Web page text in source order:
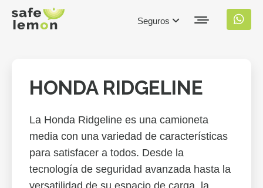
Seguros
HONDA RIDGELINE
La Honda Ridgeline es una camioneta
media con una variedad de características
para satisfacer a todos. Desde la
tecnología de seguridad avanzada hasta la
versatilidad de su espacio de carga, la